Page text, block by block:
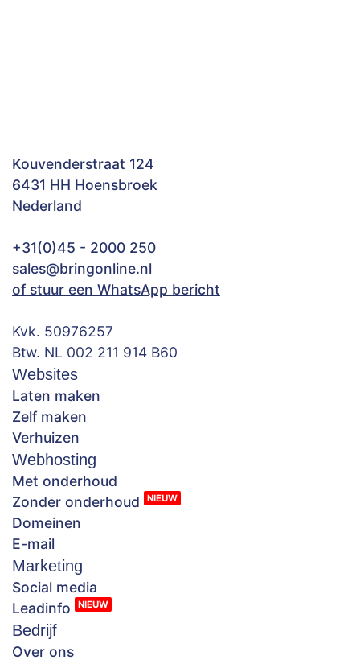
Kouvenderstraat 124
6431 HH Hoensbroek
Nederland
+31(0)45 - 2000 250
sales@bringonline.nl
of stuur een WhatsApp bericht
Kvk. 50976257
Btw. NL 002 211 914 B60
Websites
Laten maken
Zelf maken
Verhuizen
Webhosting
Met onderhoud
Zonder onderhoud
NIEUW
Domeinen
E-mail
Marketing
Social media
Leadinfo
NIEUW
Bedrijf
Over ons